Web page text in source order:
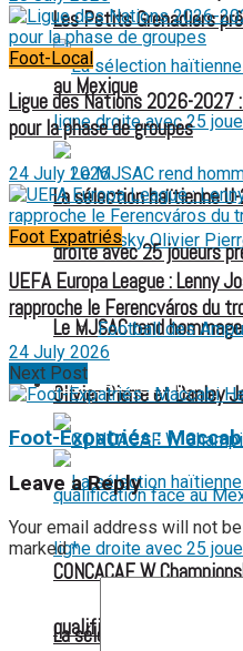
Les Petits Grenadiers
au Mexique
Le MJSAC rend
Olivier Pierre et Danley
La sélection haïtienne
La sélection haïtienne
droite avec 25 joueurs
Football des
FOOTBALL FÉMININ
CONCACAF W
qualification face au
Foot-Local
Ligue des Nations 2026-2027
pour la phase de groupes
24 July 2026
Foot Expatriés
UEFA Europa League : Lenny
rapproche le Ferencváros du
24 July 2026
Next Post
Foot-Expatriés :
Leave a Reply
Your email address will not
marked*